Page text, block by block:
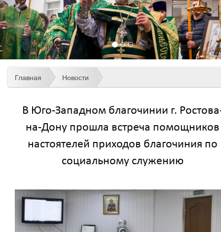
Главная Новости
В Юго-Западном благочинии г.
на-Дону прошла встреча помощников
настоятелей приходов благочиния по
социальному служению